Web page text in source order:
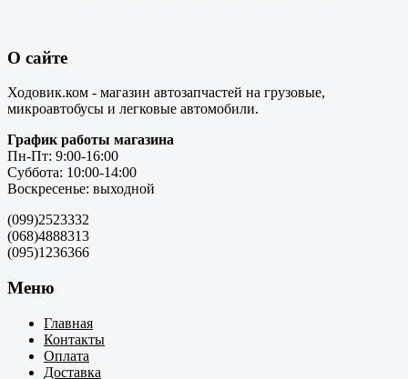
О сайте
Ходовик.ком - магазин автозапчастей на грузовые,
микроавтобусы и легковые автомобили.
График работы магазина
Пн-Пт: 9:00-16:00
Суббота: 10:00-14:00
Воскресенье: выходной
(099)2523332
(068)4888313
(095)1236366
Меню
Главная
Контакты
Оплата
Доставка